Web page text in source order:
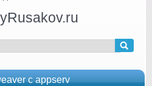
с appserv